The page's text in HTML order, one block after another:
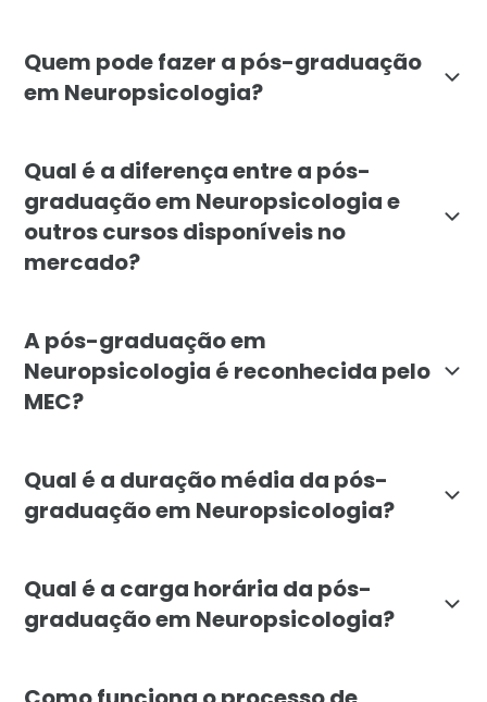
Quem pode fazer a pós-graduação
em Neuropsicologia?
Qual é a diferença entre a pós-
graduação em Neuropsicologia e
outros cursos disponíveis no
mercado?
A pós-graduação em
Neuropsicologia é reconhecida pelo
MEC?
Qual é a duração média da pós-
graduação em Neuropsicologia?
Qual é a carga horária da pós-
graduação em Neuropsicologia?